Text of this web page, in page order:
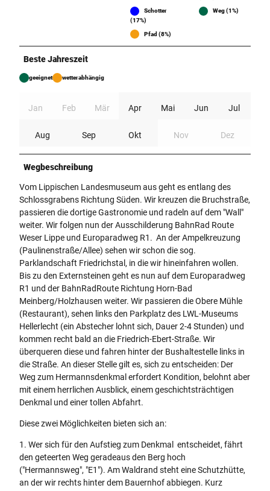
Schotter
(17%)
Weg (1%)
Pfad (8%)
Beste Jahreszeit
geeignet wetterabhängig
Jan Feb Mär Apr Mai Jun Jul
Aug Sep Okt Nov Dez
Wegbeschreibung
Vom Lippischen Landesmuseum aus geht es entlang des
Schlossgrabens Richtung Süden. Wir kreuzen die Bruchstraße,
passieren die dortige Gastronomie und radeln auf dem "Wall"
weiter. Wir folgen nun der Ausschilderung BahnRad Route
Weser Lippe und Europaradweg R1. An der Ampelkreuzung
(Paulinenstraße/Allee) sehen wir schon die sog.
Parklandschaft Friedrichstal, in die wir hineinfahren wollen.
Bis zu den Externsteinen geht es nun auf dem Europaradweg
R1 und der BahnRadRoute Richtung Horn-Bad
Meinberg/Holzhausen weiter. Wir passieren die Obere Mühle
(Restaurant), sehen links den Parkplatz des LWL-Museums
Hellerlecht (ein Abstecher lohnt sich, Dauer 2-4 Stunden) und
kommen recht bald an die Friedrich-Ebert-Straße. Wir
überqueren diese und fahren hinter der Bushaltestelle links in
die Straße. An dieser Stelle gilt es, sich zu entscheiden: Der
Weg zum Hermannsdenkmal erfordert Kondition, belohnt aber
mit einem herrlichen Ausblick, einem geschichtsträchtigen
Denkmal und einer tollen Abfahrt.
Diese zwei Möglichkeiten bieten sich an:
1. Wer sich für den Aufstieg zum Denkmal entscheidet, fährt
den geteerten Weg geradeaus den Berg hoch
("Hermannsweg", "E1"). Am Waldrand steht eine Schutzhütte,
an der wir rechts hinter dem Bauernhof abbiegen. Kurz